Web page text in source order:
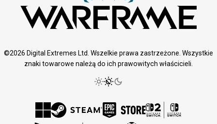
©2026 Digital Extremes Ltd. Wszelkie prawa zastrzeżone. Wszystkie
znaki towarowe należą do ich prawowitych właścicieli.